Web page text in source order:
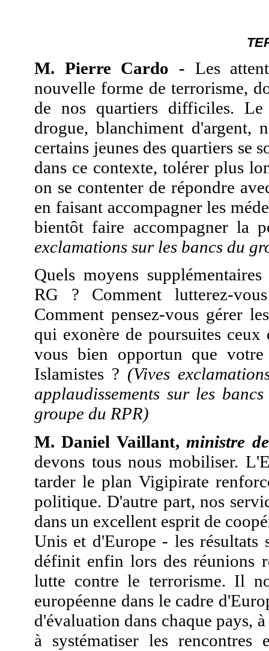
M. Pierre Cardo - Les
nouvelle forme de terrorisme,
de nos quartiers difficiles.
drogue, blanchiment d'argent,
certains jeunes des quartiers se
dans ce contexte, tolérer plus
on se contenter de répondre
en faisant accompagner les
bientôt faire accompagner la
exclamations sur les bancs du
Quels moyens
RG ? Comment lutterez-
Comment pensez-vous gérer
qui exonère de poursuites
vous bien opportun que
Islamistes ? (Vives
applaudissements sur les
groupe du RPR)
M. Daniel Vaillant,ministre
devons tous nous mobiliser.
tarder le plan Vigipirate
politique. D'autre part, nos
dans un excellent esprit de
Unis et d'Europe - les résultats
définit enfin lors des réunions
lutte contre le terrorisme. Il
européenne dans le cadre
d'évaluation dans chaque pays,
à systématiser les rencontres